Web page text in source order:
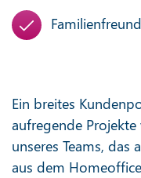
Ein breites
aufregende Projekte
unseres Teams, das
aus dem